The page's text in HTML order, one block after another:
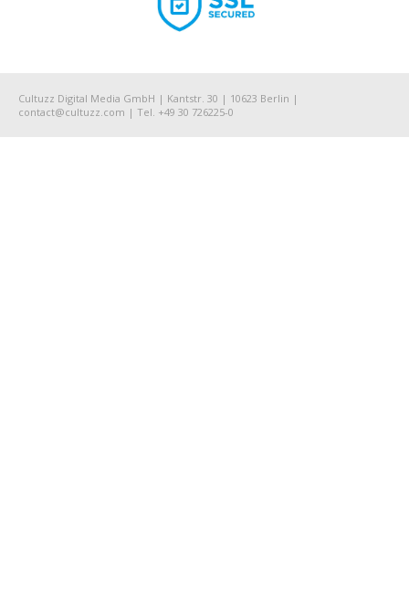
Cultuzz Digital Media GmbH | Kantstr. 30 | 10623 Berlin |
contact@cultuzz.com | Tel. +49 30 726225-0